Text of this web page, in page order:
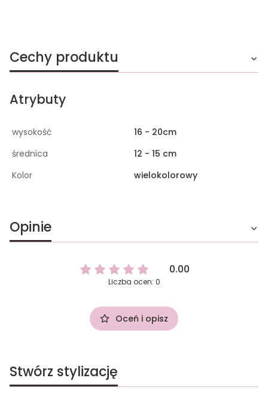
Cechy produktu
Atrybuty
wysokość
16 - 20cm
średnica
12 - 15 cm
Kolor
wielokolorowy
Opinie
0.00
Liczba ocen: 0
Oceń i opisz
Stwórz stylizację